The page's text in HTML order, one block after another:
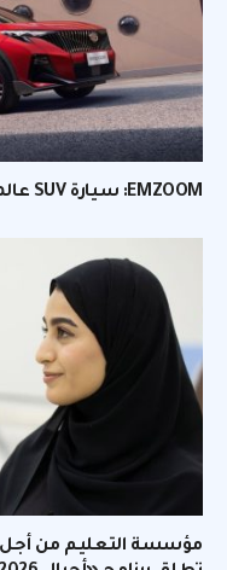
EMZOOM: سيارة SUV عالمية بتصميم مميز وأداء استثنائي